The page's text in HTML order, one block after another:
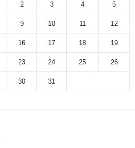
2 3 4 5
9 10 11 12
16 17 18 19
23 24 25 26
30
31